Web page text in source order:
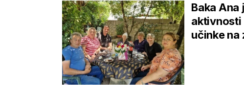
Baka
aktivnosti
učinke